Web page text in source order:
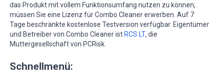
das Produkt mit vollem Funktionsumfang nutzen zu können,
müssen Sie eine Lizenz für Combo Cleaner erwerben. Auf 7
Tage beschränkte kostenlose Testversion verfügbar. Eigentümer
und Betreiber von Combo Cleaner ist RCS LT, die
Muttergesellschaft von PCRisk.
Schnellmenü: